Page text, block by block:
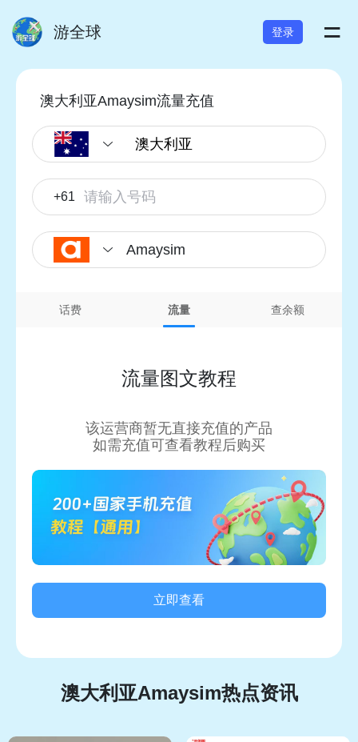
游全球 登录 =
澳大利亚Amaysim流量充值
+61
Amaysim
话费 流量 查余额
流量图文教程
该运营商暂无直接充值的产品
如需充值可查看教程后购买
立即查看
澳大利亚Amaysim热点资讯